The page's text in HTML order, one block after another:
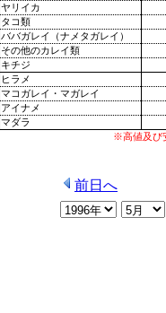
ヤリイカ
タコ類
ババガレイ（ナメタガレイ）
その他のカレイ類
キチジ
ヒラメ
マコガレイ・マガレイ
アイナメ
マダラ
※高値及び
前日へ